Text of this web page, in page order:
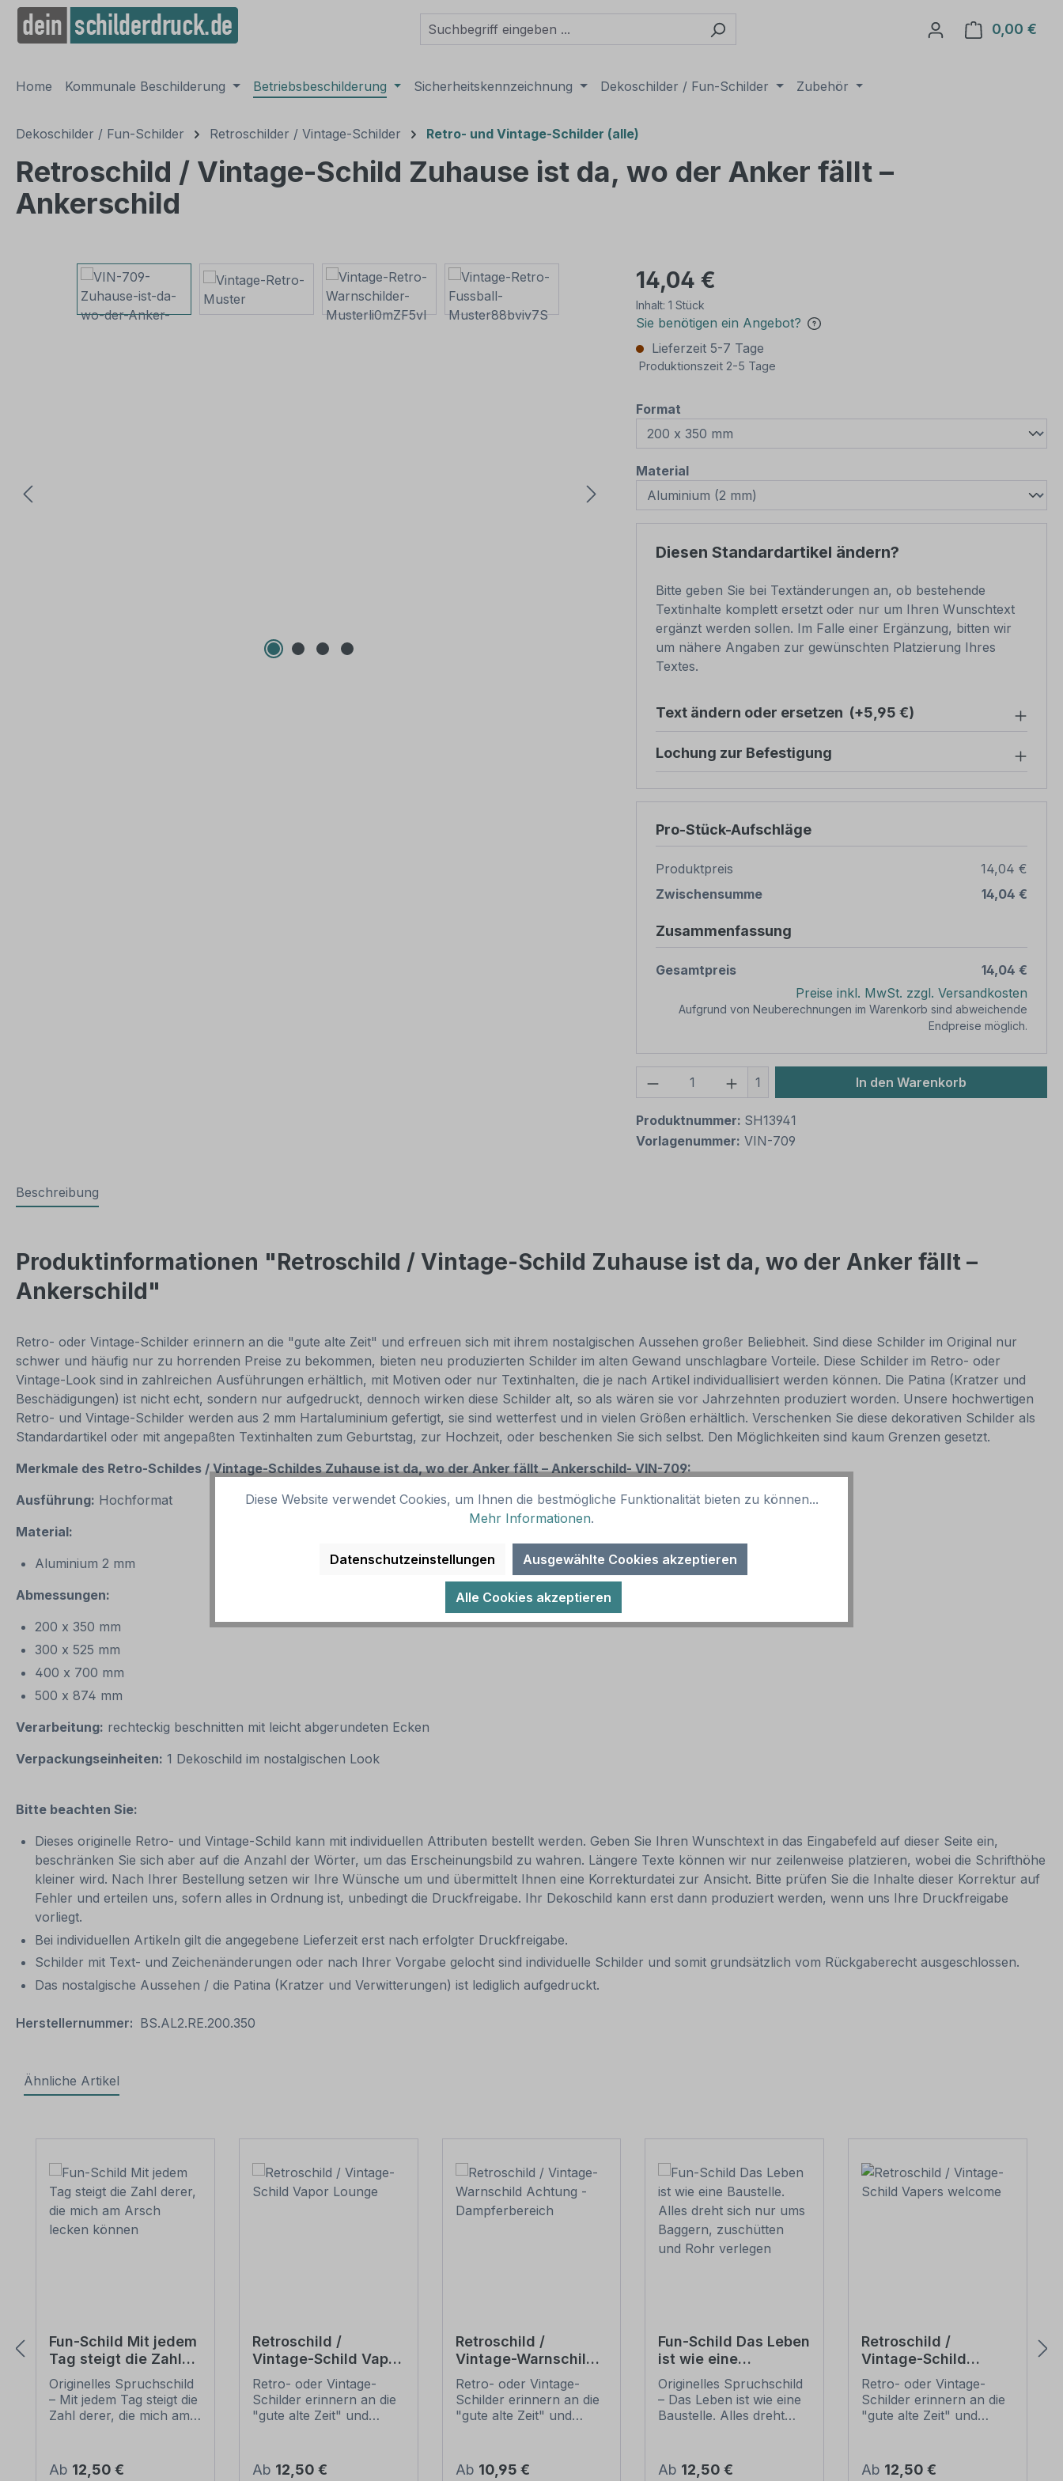
Zur Hauptnavigation springen
0,00 €
Home Kommunale Beschilderung Betriebsbeschilderung Sicherheitskennzeichnung Dekoschilder / Fun-Schilder Zubehör
Dekoschilder / Fun-Schilder Retroschilder / Vintage-Schilder Retro- und Vintage-Schilder (alle)
Retroschild / Vintage-Schild Zuhause ist da, wo der Anker fällt –
Ankerschild
Bildergalerie überspringen 14,04 €
Inhalt: 1 Stück
Sie benötigen ein Angebot?
Lieferzeit 5-7 Tage
Produktionszeit 2-5 Tage
Format
Materialauswählen
Diesen Standardartikel ändern?
Bitte geben Sie bei Textänderungen an, ob bestehende
Textinhalte komplett ersetzt oder nur um Ihren Wunschtext
ergänzt werden sollen. Im Falle einer Ergänzung, bitten wir
um nähere Angaben zur gewünschten Platzierung Ihres
Textes.
Text ändern oder ersetzen (+5,95 €)
Lochung zur Befestigung
Pro-Stück-Aufschläge
Produktpreis
14,04 €
Zwischensumme
14,04 €
Zusammenfassung
Gesamtpreis
14,04 €
Preise inkl. MwSt. zzgl. Versandkosten
Aufgrund von Neuberechnungen im Warenkorb sind abweichende
Endpreise möglich.
Produkt Anzahl: Gib den gewünschten Wert
1 In den Warenkorb
Produktnummer: SH13941
Vorlagenummer: VIN-709
Beschreibung
Produktinformationen "Retroschild / Vintage-Schild Zuhause ist da, wo der Anker fällt –
Ankerschild"
Retro- oder Vintage-Schilder erinnern an die "gute alte Zeit" und erfreuen sich mit ihrem nostalgischen Aussehen großer Beliebheit. Sind diese Schilder im Original nur
schwer und häufig nur zu horrenden Preise zu bekommen, bieten neu produzierten Schilder im alten Gewand unschlagbare Vorteile. Diese Schilder im Retro- oder
Vintage-Look sind in zahlreichen Ausführungen erhältlich, mit Motiven oder nur Textinhalten, die je nach Artikel individuallisiert werden können. Die Patina (Kratzer und
Beschädigungen) ist nicht echt, sondern nur aufgedruckt, dennoch wirken diese Schilder alt, so als wären sie vor Jahrzehnten produziert worden. Unsere hochwertigen
Retro- und Vintage-Schilder werden aus 2 mm Hartaluminium gefertigt, sie sind wetterfest und in vielen Größen erhältlich. Verschenken Sie diese dekorativen Schilder als
Standardartikel oder mit angepaßten Textinhalten zum Geburtstag, zur Hochzeit, oder beschenken Sie sich selbst. Den Möglichkeiten sind kaum Grenzen gesetzt.
Merkmale des Retro-Schildes / Vintage-Schildes Zuhause ist da, wo der Anker fällt – Ankerschild- VIN-709:
Ausführung: Hochformat
Material:
Aluminium 2 mm
Abmessungen:
200 x 350 mm
300 x 525 mm
400 x 700 mm
500 x 874 mm
Verarbeitung: rechteckig beschnitten mit leicht abgerundeten Ecken
Verpackungseinheiten: 1 Dekoschild im nostalgischen Look
Bitte beachten Sie:
Dieses originelle Retro- und Vintage-Schild kann mit individuellen Attributen bestellt werden. Geben Sie Ihren Wunschtext in das Eingabefeld auf dieser Seite ein,
beschränken Sie sich aber auf die Anzahl der Wörter, um das Erscheinungsbild zu wahren. Längere Texte können wir nur zeilenweise platzieren, wobei die Schrifthöhe
kleiner wird. Nach Ihrer Bestellung setzen wir Ihre Wünsche um und übermittelt Ihnen eine Korrekturdatei zur Ansicht. Bitte prüfen Sie die Inhalte dieser Korrektur auf
Fehler und erteilen uns, sofern alles in Ordnung ist, unbedingt die Druckfreigabe. Ihr Dekoschild kann erst dann produziert werden, wenn uns Ihre Druckfreigabe
vorliegt.
Bei individuellen Artikeln gilt die angegebene Lieferzeit erst nach erfolgter Druckfreigabe.
Schilder mit Text- und Zeichenänderungen oder nach Ihrer Vorgabe gelocht sind individuelle Schilder und somit grundsätzlich vom Rückgaberecht ausgeschlossen.
Das nostalgische Aussehen / die Patina (Kratzer und Verwitterungen) ist lediglich aufgedruckt.
Herstellernummer: BS.AL2.RE.200.350
Ähnliche Artikel
Fun-Schild Mit jedem
Tag steigt die Zahl
derer, die mich am
Arsch lecken können
Originelles Spruchschild
– Mit jedem Tag steigt die
Zahl derer, die mich am
Schilder der etwas
Regulärer Preis:
Ab 12,50 €
Retroschild /
Vintage-Schild Vapor
Lounge
Retro- oder Vintage-
Schilder erinnern an die
"gute alte Zeit" und
großer Beliebheit. Sind
Regulärer Preis:
Ab 12,50 €
Retroschild /
Vintage-Warnschild
Achtung -
Dampferbereich
Retro- oder Vintage-
Schilder erinnern an die
"gute alte Zeit" und
großer Beliebheit. Sind
Regulärer Preis:
Ab 10,95 €
Fun-Schild Das Leben
ist wie eine
Baustelle. Alles dreht
sich nur ums
Baggern, zuschütten
Originelles Spruchschild
– Das Leben ist wie eine
Baustelle. Alles dreht
verlegen. Fun-Schilder
Regulärer Preis:
Ab 12,50 €
Retroschild /
Vintage-Schild
Vapers welcome
Retro- oder Vintage-
Schilder erinnern an die
"gute alte Zeit" und
großer Beliebheit. Sind
Regulärer Preis:
Ab 12,50 €
Diese Website verwendet Cookies, um Ihnen die bestmögliche Funktionalität bieten zu können...
Mehr Informationen.
Datenschutzeinstellungen Ausgewählte Cookies akzeptieren
Alle Cookies akzeptieren